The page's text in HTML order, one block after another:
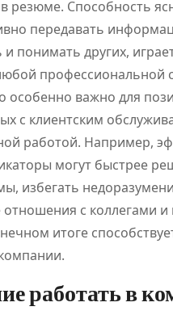
в резюме. Способность
передавать
и понимать других,
профессиональной
особенно важно для
с клиентским
работой. Например,
могут быстрее
избегать
отношения с коллегами и
итоге
работать в